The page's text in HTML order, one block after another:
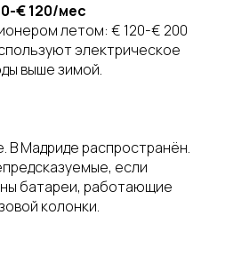
€ 120/мес
летом: € 120-€ 200
электрическое
выше зимой.
В Мадриде распространён.
если
батареи, работающие
колонки.